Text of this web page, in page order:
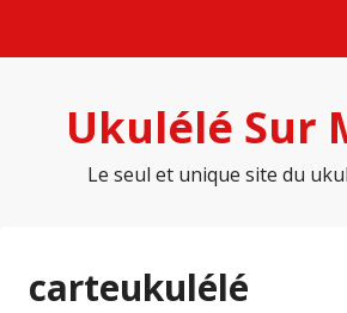
Ukulélé Sur
Le seul et unique site du
carteukulélé